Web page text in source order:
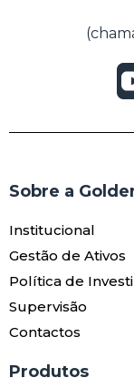
Sobre a
Institucional
Gestão de Ativos
Política de
Supervisão
Contactos
Produtos​